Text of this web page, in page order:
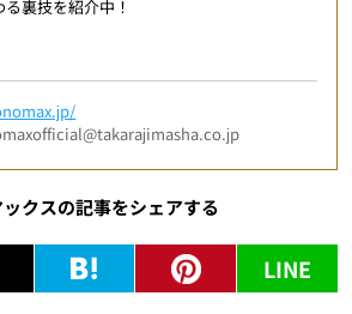
裏技を紹介中！
クスの記事をシェアする
LINE